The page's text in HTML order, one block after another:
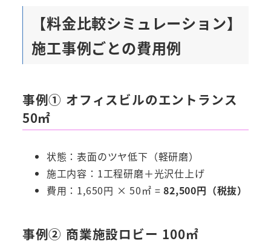
【料金比較シミュレーション】
施工事例ごとの費用例
事例① オフィスビルのエントランス
50㎡
状態：表面のツヤ低下（軽研磨）
施工内容：1工程研磨＋光沢仕上げ
費用：1,650円 × 50㎡ =82,500円（税抜）
事例② 商業施設ロビー 100㎡